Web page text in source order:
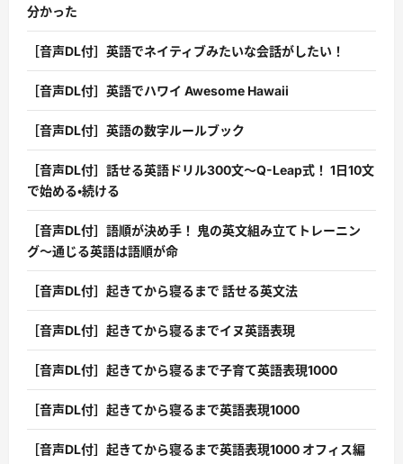
分かった
［音声DL付］英語でネイティブみたいな会話がしたい！
［音声DL付］英語でハワイ Awesome Hawaii
［音声DL付］英語の数字ルールブック
［音声DL付］話せる英語ドリル300文〜Q-Leap式！ 1日10文
で始める・続ける
［音声DL付］語順が決め手！ 鬼の英文組み立てトレーニン
グ〜通じる英語は語順が命
［音声DL付］起きてから寝るまで 話せる英文法
［音声DL付］起きてから寝るまでイヌ英語表現
［音声DL付］起きてから寝るまで子育て英語表現1000
［音声DL付］起きてから寝るまで英語表現1000
［音声DL付］起きてから寝るまで英語表現1000 オフィス編